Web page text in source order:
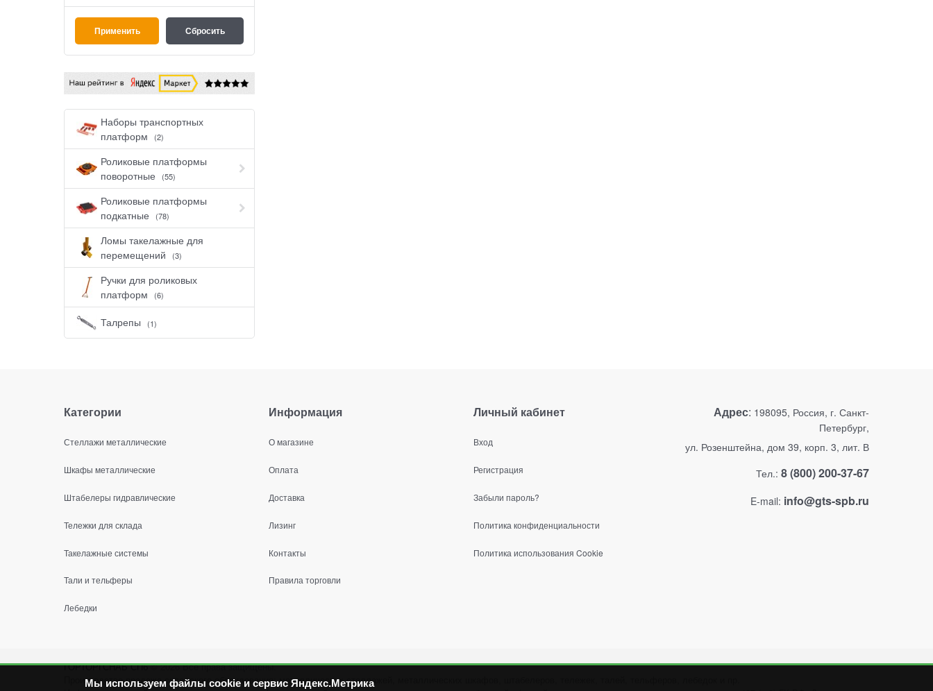
Наборы транспортных
платформ
(2)
Роликовые платформы
поворотные
(55)
Роликовые платформы
подкатные
(78)
Ломы такелажные для
перемещений
(3)
Ручки для роликовых
платформ
(6)
Талрепы (1)
Категории
Стеллажи металлические
Шкафы металлические
Штабелеры гидравлические
Тележки для склада
Такелажные системы
Тали и тельферы
Лебедки
Информация
О магазине
Оплата
Доставка
Лизинг
Контакты
Правила торговли
Личный кабинет
Вход
Регистрация
Забыли пароль?
Политика конфиденциальности
Политика использования Cookie
Адрес: 198095, Россия, г. Санкт-
Петербург,
ул. Розенштейна, дом 39, корп. 3, лит. В
Тел.: 8 (800) 200-37-67
E-mail: info@gts-spb.ru
ГОРТОРГСНАБ СПб © 2026Все права защищены.
Производство продажа складского оборудования: металлических стеллажей, металлических шкафов, штабелеров, тележек, талей, тельферов, лебедок и пр.
Мы используем файлы cookie и сервис Яндекс.Метрика